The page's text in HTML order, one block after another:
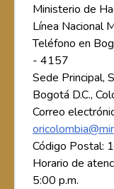
Ministerio de
Línea Nacional
Teléfono en
- 4157
Sede Principal,
Bogotá D.C.,
Correo
Código Postal:
Horario de
5:00 p.m.